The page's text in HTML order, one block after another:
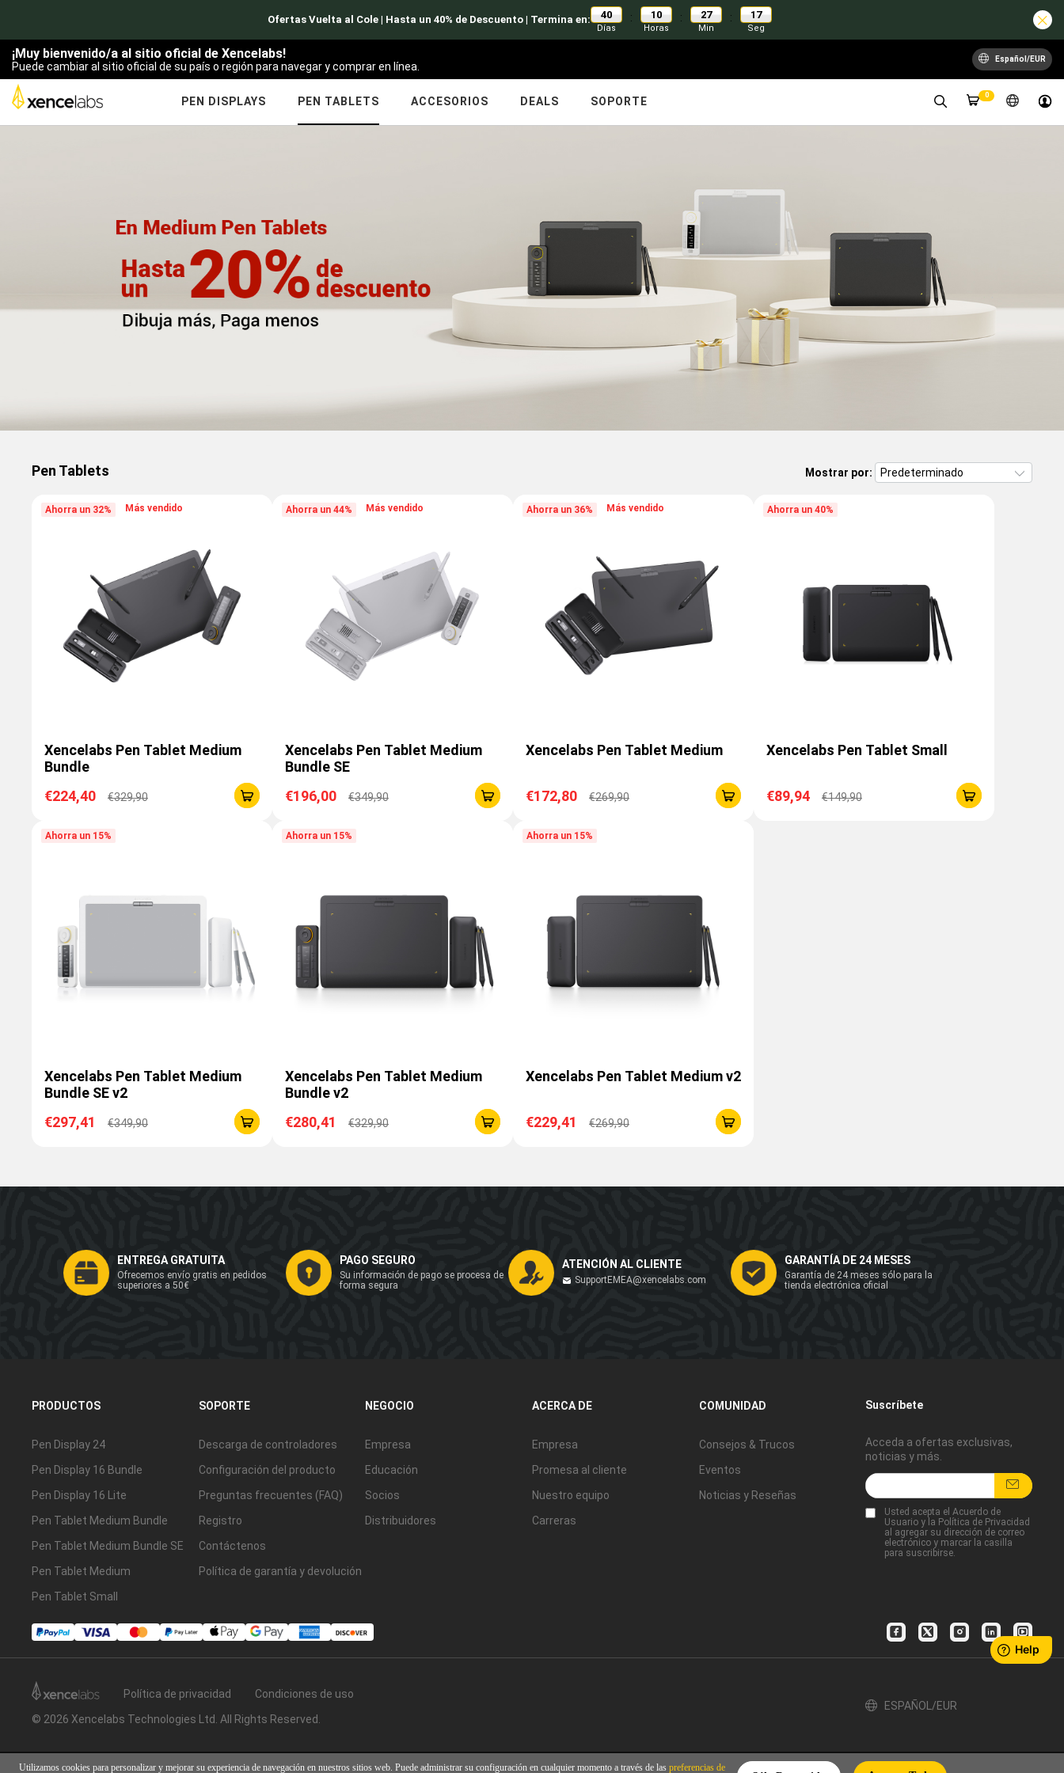
Ofertas Vuelta al Cole | Hasta un 40% de Descuento | Termina en: 40
Días
: 10
Horas
: 27
Min
: 17
Seg
¡Muy bienvenido/a al sitio oficial de Xencelabs!
Puede cambiar al sitio oficial de su país o región para navegar y comprar en línea.
Español/EUR
PEN DISPLAYS PEN TABLETS ACCESORIOS DEALS SOPORTE 0
Pen Tablets Mostrar por:
Ahorra un 32% Más vendido
Xencelabs Pen Tablet Medium
Bundle
€224,40
€329,90
Ahorra un 44% Más vendido
Xencelabs Pen Tablet Medium
Bundle SE
€196,00
€349,90
Ahorra un 36% Más vendido
Xencelabs Pen Tablet Medium
€172,80 €269,90
Ahorra un 40%
Xencelabs Pen Tablet Small
€89,94 €149,90
Ahorra un 15%
Xencelabs Pen Tablet Medium
Bundle SE v2
€297,41
€349,90
Ahorra un 15%
Xencelabs Pen Tablet Medium
Bundle v2
€280,41
€329,90
Ahorra un 15%
Xencelabs Pen Tablet Medium v2
€229,41 €269,90
ENTREGA GRATUITA
Ofrecemos envío gratis en pedidos
superiores a 50€
PAGO SEGURO
Su información de pago se procesa de
forma segura
ATENCIÓN AL CLIENTE
SupportEMEA@xencelabs.com
GARANTÍA DE 24 MESES
Garantía de 24 meses sólo para la
tienda electrónica oficial
Suscríbete
Acceda a ofertas exclusivas,
noticias y más.
Usted acepta el Acuerdo de
Usuario y la Política de Privacidad
al agregar su dirección de correo
electrónico y marcar la casilla
para suscribirse.
PRODUCTOS
Pen Display 24
Pen Display 16 Bundle
Pen Display 16 Lite
Pen Tablet Medium Bundle
Pen Tablet Medium Bundle SE
Pen Tablet Medium
Pen Tablet Small
SOPORTE
Descarga de controladores
Configuración del producto
Preguntas frecuentes (FAQ)
Registro
Contáctenos
Política de garantía y devolución
NEGOCIO
Empresa
Educación
Socios
Distribuidores
ACERCA DE
Empresa
Promesa al cliente
Nuestro equipo
Carreras
COMUNIDAD
Consejos & Trucos
Eventos
Noticias y Reseñas
ESPAÑOL/EUR
Política de privacidad
Condiciones de uso
© 2026 Xencelabs Technologies Ltd. All Rights Reserved.
Utilizamos cookies para personalizar y mejorar su experiencia de navegación en nuestros sitios web. Puede administrar su configuración en cualquier momento a través de las preferencias de